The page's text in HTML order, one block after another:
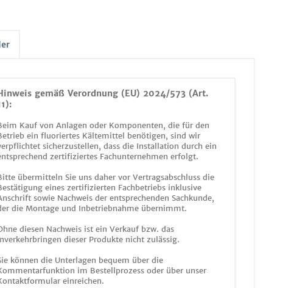
gemäß Verordnung (EU) 2024/573 (Art.
Kauf von Anlagen oder Komponenten, die für den
ein fluoriertes Kältemittel benötigen, sind wir
sicherzustellen, dass die Installation durch ein
zertifiziertes Fachunternehmen erfolgt.
übermitteln Sie uns daher vor Vertragsabschluss die
eines zertifizierten Fachbetriebs inklusive
sowie Nachweis der entsprechenden Sachkunde,
die Montage und Inbetriebnahme übernimmt.
diesen Nachweis ist ein Verkauf bzw. das
dieser Produkte nicht zulässig.
können die Unterlagen bequem über die
im Bestellprozess oder über unser
einreichen.